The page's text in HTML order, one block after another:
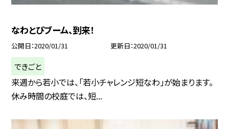
なわとびブーム、到来！
公開日 2020/01/31 更新日 2020/01/31
できごと
来週から若小では、「若小チャレンジ短なわ」が始まります。
休み時間の校庭では、短...